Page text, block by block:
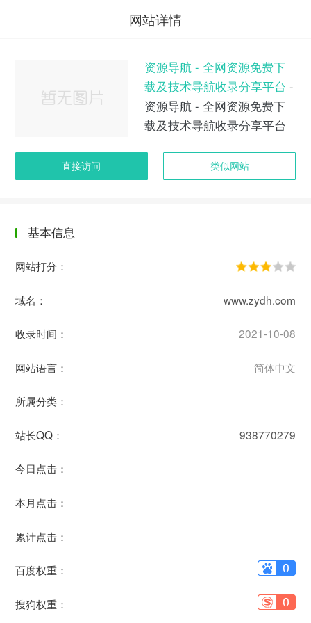
网站详情
资源导航 - 全网资源免费下
载及技术导航收录分享平台 -
资源导航 - 全网资源免费下
载及技术导航收录分享平台
直接访问 类似网站
基本信息
网站打分：
域名： www.zydh.com
收录时间： 2021-10-08
网站语言： 简体中文
所属分类：
站长QQ： 938770279
今日点击：
本月点击：
累计点击：
百度权重：
搜狗权重：